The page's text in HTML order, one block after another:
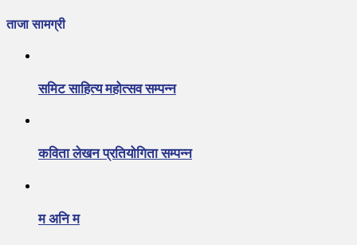
ताजा सामग्री
समिट साहित्य महोत्सव सम्पन्न
कविता लेखन प्रतियोगिता सम्पन्न
म अनि म